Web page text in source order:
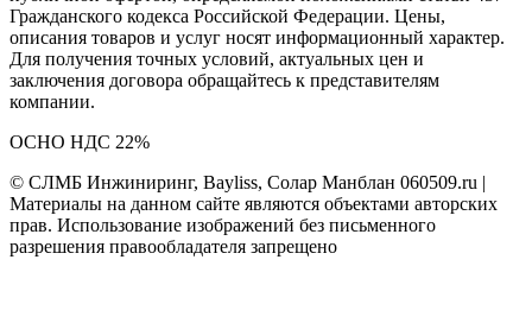
Гражданского кодекса Российской Федерации. Цены,
описания товаров и услуг носят информационный характер.
Для получения точных условий, актуальных цен и
заключения договора обращайтесь к представителям
компании.
ОСНО НДС 22%
© СЛМБ Инжиниринг, Bayliss, Солар Манблан 060509.ru |
Материалы на данном сайте являются объектами авторских
прав. Использование изображений без письменного
разрешения правообладателя запрещено